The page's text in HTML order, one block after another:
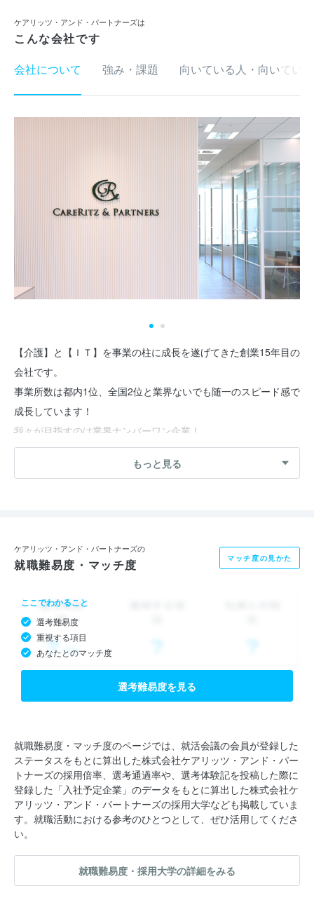
ケアリッツ・アンド・パートナーズは
こんな会社です
会社について
強み・課題 向いている人・向いてい
【介護】と【ＩＴ】を事業の柱に成長を遂げてきた創業15年目の
会社です。
事業所数は都内1位、全国2位と業界ないでも随一のスピード感で
成長しています！
我々が目指すのは業界ナンバーワン企業！
他業界から集まった経営陣が多角的に介護を捉え、業界の常識に
囚われないスタイルで事業拡大を図っています。
高齢者向けサービスの市場は拡大する一方、担い手が足らないと
言われて久しいですが、我々は業界の通例を見直し、下記のよう
■業界トップクラスの給与水準を設定
■明確なキャリアパスと教育制度を確立
■業界内で不足するリーダー人材の育成 など
今後はこの取り組みを業界内で波及させ、業界の発展に貢献して
いきたいと考えています！
もっと見る
ケアリッツ・アンド・パートナーズの
就職難易度・マッチ度 マッチ度の見かた
ここでわかること
選考難易度
重視する項目
あなたとのマッチ度
選考難易度を見る
就職難易度・マッチ度のページでは、就活会議の会員が登録した
ステータスをもとに算出した株式会社ケアリッツ・アンド・パー
トナーズの採用倍率、選考通過率や、選考体験記を投稿した際に
登録した「入社予定企業」のデータをもとに算出した株式会社ケ
アリッツ・アンド・パートナーズの採用大学なども掲載していま
す。就職活動における参考のひとつとして、ぜひ活用してくださ
い。
就職難易度・採用大学の詳細をみる